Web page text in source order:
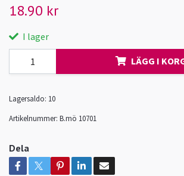
18.90 kr
I lager
LÄGG I
Lagersaldo: 10
Artikelnummer: B.mö 10701
Dela